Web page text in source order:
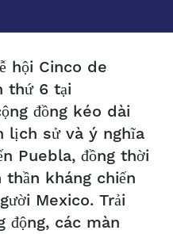
hội Cinco de
thứ 6 tại
đồng kéo dài
lịch sử và ý nghĩa
Puebla, đồng thời
kháng chiến
Mexico. Trải
động, các màn